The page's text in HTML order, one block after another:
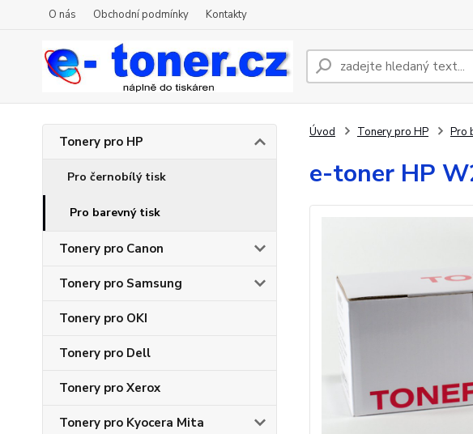
O nás Obchodní podmínky Kontakty
Tonery pro HP
Pro černobílý tisk
Pro barevný tisk
Tonery pro Canon
Tonery pro Samsung
Tonery pro OKI
Tonery pro Dell
Tonery pro Xerox
Tonery pro Kyocera Mita
Úvod Tonery pro HP Pro
e-toner HP